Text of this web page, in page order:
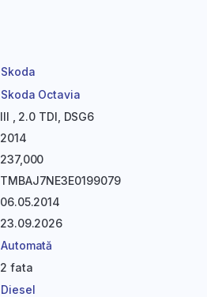
Skoda
Skoda Octavia
III , 2.0 TDI, DSG6
2014
237,000
TMBAJ7NE3E0199079
06.05.2014
23.09.2026
Automată
2 fata
Diesel